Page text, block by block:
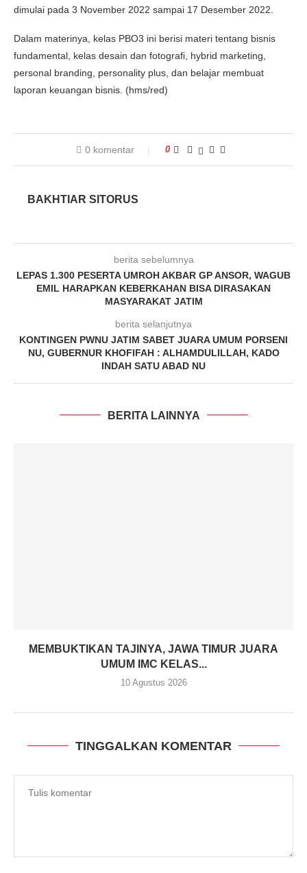
dimulai pada 3 November 2022 sampai 17 Desember 2022.
Dalam materinya, kelas PBO3 ini berisi materi tentang bisnis
fundamental, kelas desain dan fotografi, hybrid marketing,
personal branding, personality plus, dan belajar membuat
laporan keuangan bisnis. (hms/red)
0 komentar 0
BAKHTIAR SITORUS
berita sebelumnya
LEPAS 1.300 PESERTA UMROH AKBAR GP ANSOR, WAGUB
EMIL HARAPKAN KEBERKAHAN BISA DIRASAKAN
MASYARAKAT JATIM
berita selanjutnya
KONTINGEN PWNU JATIM SABET JUARA UMUM PORSENI
NU, GUBERNUR KHOFIFAH : ALHAMDULILLAH, KADO
INDAH SATU ABAD NU
BERITA LAINNYA
MEMBUKTIKAN TAJINYA, JAWA TIMUR JUARA
UMUM IMC KELAS...
10 Agustus 2026
TINGGALKAN KOMENTAR